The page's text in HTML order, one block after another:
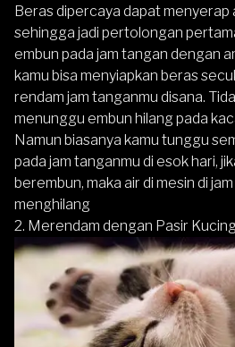
Beras dipercaya dapat menyerap
sehingga jadi pertolongan
embun pada jam tangan dengan
kamu bisa menyiapkan beras
rendam jam tanganmu disana.
menunggu embun hilang pada
Namun biasanya kamu tunggu
pada jam tanganmu di esok hari,
berembun, maka air di mesin di
menghilang
2. Merendam dengan Pasir Kucing